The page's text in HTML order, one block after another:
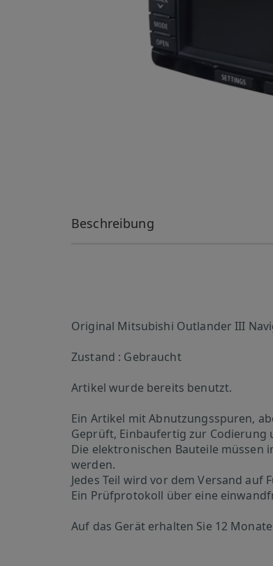
Beschreibung
Original Mitsubishi Outlander III
Zustand : Gebraucht
Artikel wurde bereits benutzt.
Ein Artikel mit Abnutzungsspuren,
Geprüft, Einbaufertig zur Codierung
Die elektronischen Bauteile müssen
werden.
Jedes Teil wird vor dem Versand auf
Ein Prüfprotokoll über eine
Auf das Gerät erhalten Sie 12